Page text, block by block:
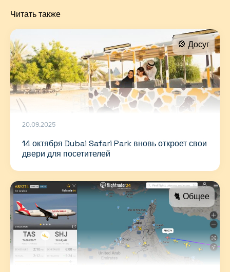
Читать также
🎡 Досуг
20.09.2025
14 октября Dubai Safari Park вновь откроет свои
двери для посетителей
🐈 Общее